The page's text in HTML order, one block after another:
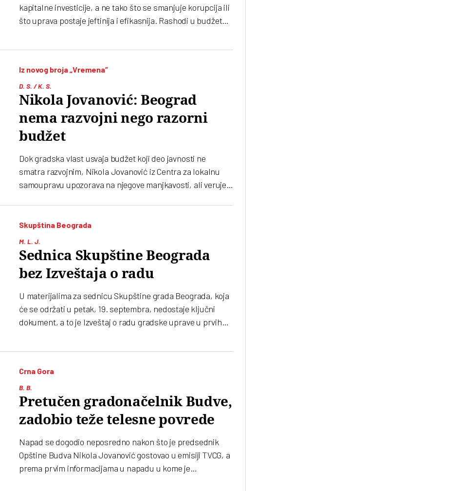
kapitalne investicije, a ne tako što se smanjuje korupcija ili
što uprava postaje jeftinija i efikasnija. Rashodi u budžetu
prevoznicima iz budžeta za sledeću godinu iznosi okruglo
400 miliona evra, još jedan neslavni rekord”
Iz novog broja „Vremena”
D. S. / K. S.
Nikola Jovanović: Beograd
nema razvojni nego razorni
budžet
Dok gradska vlast usvaja budžet koji deo javnosti ne
smatra razvojnim, Nikola Jovanović iz Centra za lokalnu
samoupravu upozorava na njegove manjkavosti, ali veruje
Skupština Beograda
M. L. J.
Sednica Skupštine Beograda
bez Izveštaja o radu
U materijalima za sednicu Skupštine grada Beograda, koja
će se održati u petak, 19. septembra, nedostaje ključni
dokument, a to je Izveštaj o radu gradske uprave u prvih
Crna Gora
B. B.
Pretučen gradonačelnik Budve,
zadobio teže telesne povrede
Napad se dogodio neposredno nakon što je predsednik
Opštine Budva Nikola Jovanović gostovao u emisiji TVCG, a
prema prvim informacijama u napadu u kome je